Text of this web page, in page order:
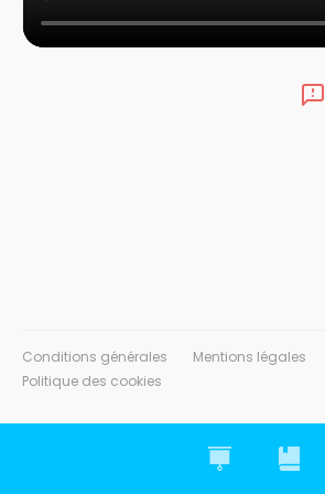
Conditions générales
Mentions légales
Politique des cookies